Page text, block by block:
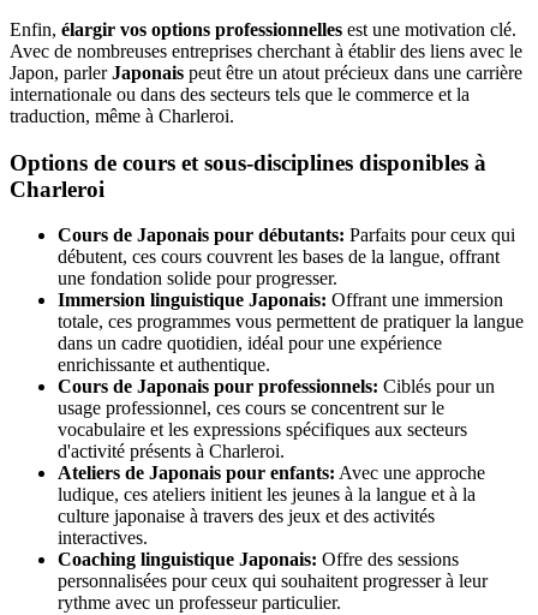
Enfin, élargir vos options professionnelles est une motivation clé.
Avec de nombreuses entreprises cherchant à établir des liens avec le
Japon, parlerJaponais peut être un atout précieux dans une carrière
internationale ou dans des secteurs tels que le commerce et la
traduction, même à Charleroi.
Options de cours et sous-disciplines disponibles à
Charleroi
Cours de Japonais pour débutants: Parfaits pour ceux qui
débutent, ces cours couvrent les bases de la langue, offrant
une fondation solide pour progresser.
Immersion linguistique Japonais: Offrant une immersion
totale, ces programmes vous permettent de pratiquer la langue
dans un cadre quotidien, idéal pour une expérience
enrichissante et authentique.
Cours de Japonais pour professionnels: Ciblés pour un
usage professionnel, ces cours se concentrent sur le
vocabulaire et les expressions spécifiques aux secteurs
d'activité présents à Charleroi.
Ateliers de Japonais pour enfants: Avec une approche
ludique, ces ateliers initient les jeunes à la langue et à la
culture japonaise à travers des jeux et des activités
interactives.
Coaching linguistique Japonais: Offre des sessions
personnalisées pour ceux qui souhaitent progresser à leur
rythme avec un professeur particulier.